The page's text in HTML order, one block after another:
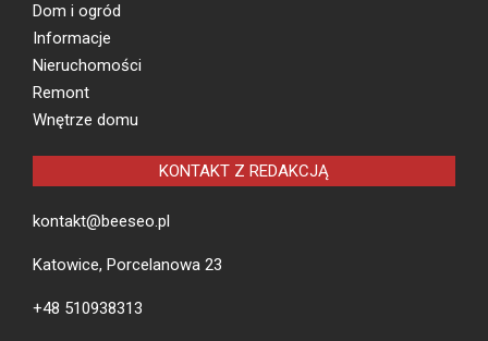
Dom i ogród
Informacje
Nieruchomości
Remont
Wnętrze domu
KONTAKT Z REDAKCJĄ
kontakt@beeseo.pl
Katowice, Porcelanowa 23
+48 510938313